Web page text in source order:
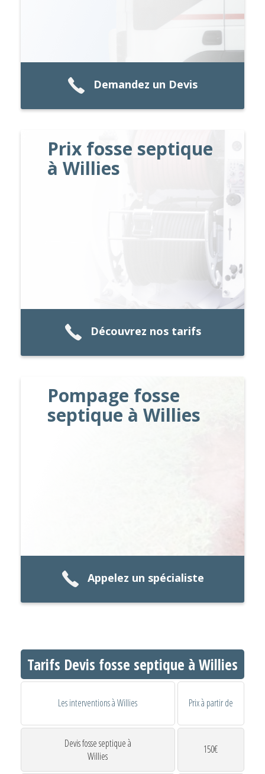
Demandez un Devis
Prix fosse septique
à Willies
Découvrez nos tarifs
Pompage fosse
septique à Willies
Appelez un spécialiste
Tarifs Devis fosse septique à Willies
Les interventions à Willies Prix à partir de
Devis fosse septique à
Willies
150€